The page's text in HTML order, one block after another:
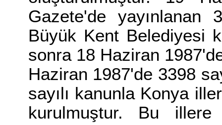
Gazete'de yayınlanan
Büyük Kent Belediyesi
sonra 18 Haziran
Haziran 1987'de 3398
sayılı kanunla Konya
kurulmuştur. Bu